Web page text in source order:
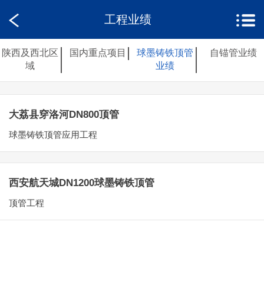
工程业绩
陕西及西北区
域
国内重点项目
球墨铸铁顶管
业绩
自锚管业绩
大荔县穿洛河DN800顶管
球墨铸铁顶管应用工程
西安航天城DN1200球墨铸铁顶管
顶管工程